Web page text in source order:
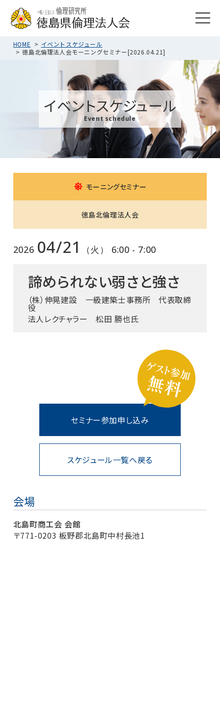
HOME
イベントスケジュール
徳島北倫理法人会モーニングセミナー[2026.04.21]
イベントスケジュール
Event schedule
モーニングセミナー
徳島北倫理法人会
2026 04/21 （火） 6:00 - 7:00
諦められない弱さと強さ
（株）伸晃建設 一級建築士事務所 代表取締
役
法人レクチャラー 松田 勝也氏
スケジュール一覧へ戻る
セミナー参加申し込み
会場
北島町商工会 会館
〒771-0203 板野郡北島町中村長池1